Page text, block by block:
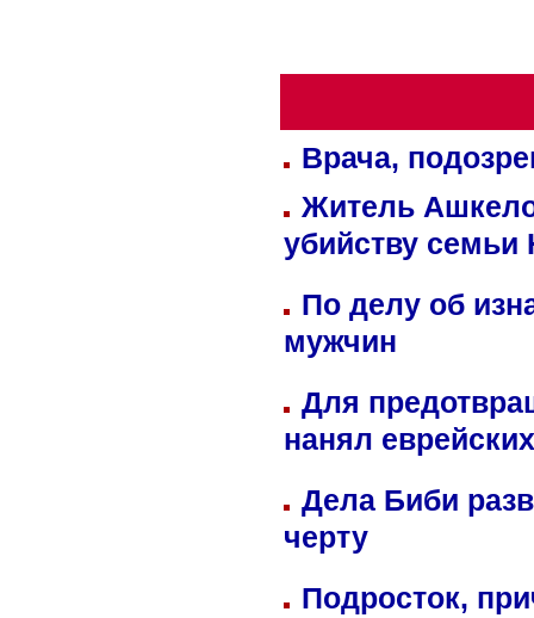
Врача,
Житель
убийству семьи
По делу об
мужчин
Для
нанял
Дела Биби
черту
Подросток,